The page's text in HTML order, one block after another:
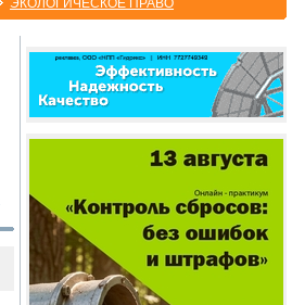
ЭКОЛОГИЧЕСКОЕ ПРАВО